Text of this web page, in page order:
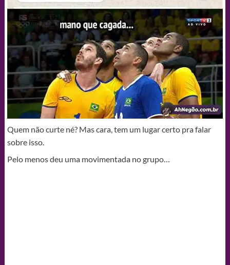
Quem não curte né? Mas cara, tem um lugar certo pra falar
sobre isso.
Pelo menos deu uma movimentada no grupo…